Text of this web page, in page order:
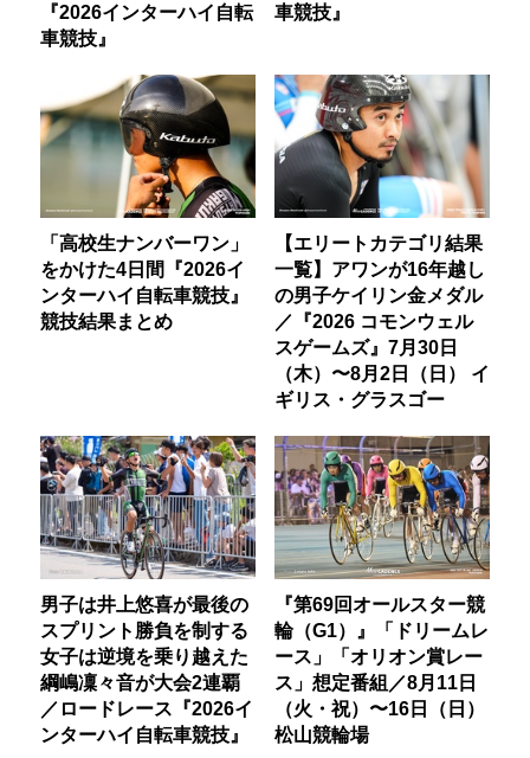
『2026インターハイ自転
車競技』
車競技』
「高校生ナンバーワン」
をかけた4日間『2026イ
ンターハイ自転車競技』
競技結果まとめ
【エリートカテゴリ結果
一覧】アワンが16年越し
の男子ケイリン金メダル
／『2026 コモンウェル
スゲームズ』7月30日
（木）〜8月2日（日） イ
ギリス・グラスゴー
男子は井上悠喜が最後の
スプリント勝負を制する
女子は逆境を乗り越えた
綱嶋凜々音が大会2連覇
／ロードレース『2026イ
ンターハイ自転車競技』
『第69回オールスター競
輪（G1）』「ドリームレ
ース」「オリオン賞レー
ス」想定番組／8月11日
（火・祝）〜16日（日）
松山競輪場